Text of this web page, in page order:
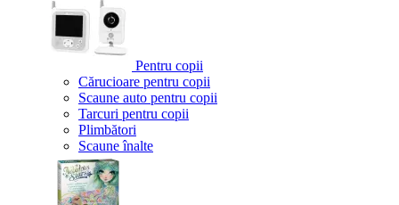
Pentru copii
Cărucioare pentru copii
Scaune auto pentru copii
Tarcuri pentru copii
Plimbători
Scaune înalte